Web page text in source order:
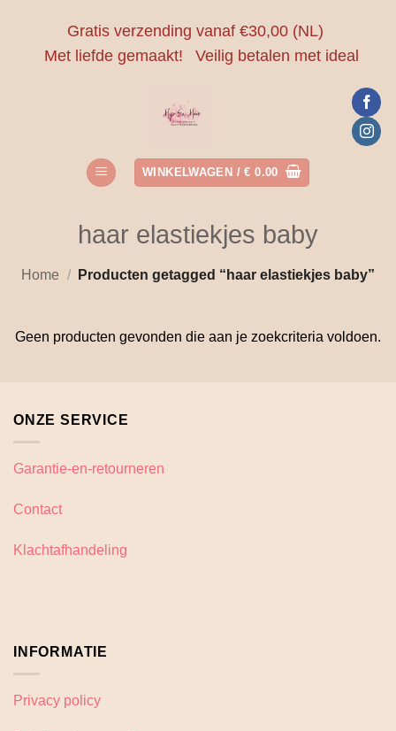
Gratis verzending vanaf €30,00 (NL)
Met liefde gemaakt!
Veilig betalen met ideal
WINKELWAGEN /€ 0.00
haar elastiekjes baby
Home / Producten getagged “haar elastiekjes baby”
Geen producten gevonden die aan je zoekcriteria voldoen.
ONZE SERVICE
Garantie-en-retourneren
Contact
Klachtafhandeling
INFORMATIE
Privacy policy